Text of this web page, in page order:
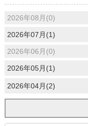
2026年08月(0)
2026年07月(1)
2026年06月(0)
2026年05月(1)
2026年04月(2)